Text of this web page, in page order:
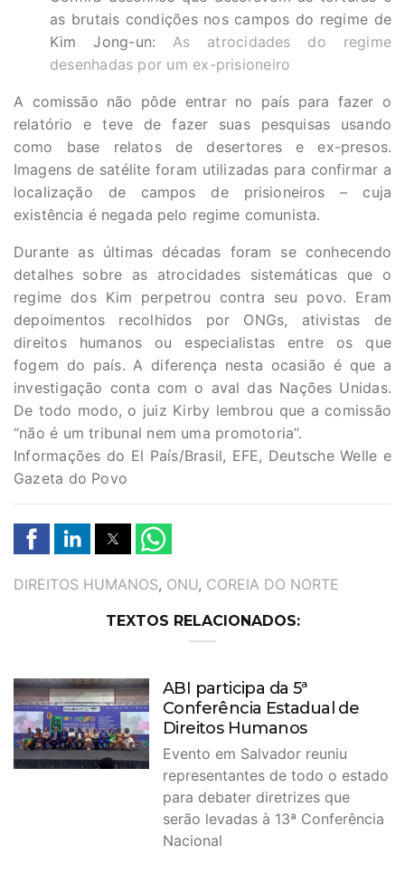
as brutais condições nos campos do regime de
Kim Jong-un: As atrocidades do regime
desenhadas por um ex-prisioneiro
A comissão não pôde entrar no país para fazer o
relatório e teve de fazer suas pesquisas usando
como base relatos de desertores e ex-presos.
Imagens de satélite foram utilizadas para confirmar a
localização de campos de prisioneiros – cuja
existência é negada pelo regime comunista.
Durante as últimas décadas foram se conhecendo
detalhes sobre as atrocidades sistemáticas que o
regime dos Kim perpetrou contra seu povo. Eram
depoimentos recolhidos por ONGs, ativistas de
direitos humanos ou especialistas entre os que
fogem do país. A diferença nesta ocasião é que a
investigação conta com o aval das Nações Unidas.
De todo modo, o juiz Kirby lembrou que a comissão
“não é um tribunal nem uma promotoria”.
Informações do El País/Brasil, EFE, Deutsche Welle e
Gazeta do Povo
TAGS
DIREITOS HUMANOS, ONU, COREIA DO NORTE
TEXTOS RELACIONADOS:
ABI participa da 5ª
Conferência Estadual de
Direitos Humanos
Evento em Salvador reuniu
representantes de todo o estado
para debater diretrizes que
serão levadas à 13ª Conferência
Nacional